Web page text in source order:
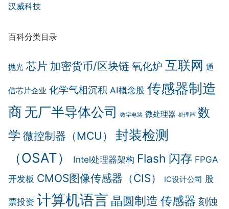
汉威科技
百科分类目录
抛光 芯片 加密货币/区块链 氧化炉 互联网 通
信芯片企业 化学气相沉积 AI概念股 传感器制造
商 无厂半导体公司 数字电路 微处理器 处理器 数
学 微控制器（MCU）
封装检测
（OSAT）
Intel处理器架构 Flash 闪存 FPGA
开发板 CMOS图像传感器（CIS） IC设计公司 股
票投资 计算机语言 晶圆制造 传感器 刻蚀